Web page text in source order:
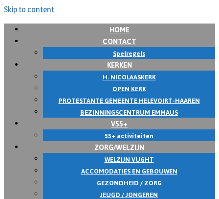
Skip to content
HOME
CONTACT
Spelregels
KERKEN
H. NICOLAASKERK
OPEN KERK
PROTESTANTE GEMEENTE HELEVOIRT-HAAREN
BEZINNINGSCENTRUM EMMAUS
V55+
55+ activiteiten
ZORG/WELZIJN
WELZIJN VUGHT
ACCOMODATIES EN GEBOUWEN
GEZONDHEID / ZORG
JEUGD / JONGEREN